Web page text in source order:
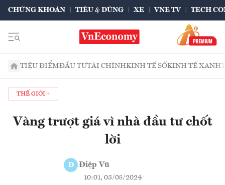
CHỨNG KHOÁN TIÊU & DÙNG XE VNE TV TECH
TIÊU ĐIỂMĐẦU TƯTÀI CHÍNHKINH TẾ SỐKINH TẾ XANH
THẾ GIỚI
Vàng trượt giá vì nhà đầu tư chốt
lời
Đ Điệp Vũ
10:01, 03/08/2024